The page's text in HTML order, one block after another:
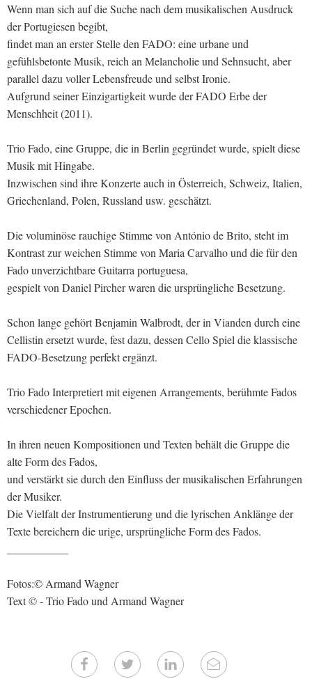
Wenn man sich auf die Suche nach dem musikalischen Ausdruck
der Portugiesen begibt,
findet man an erster Stelle den FADO: eine urbane und
gefühlsbetonte Musik, reich an Melancholie und Sehnsucht, aber
parallel dazu voller Lebensfreude und selbst Ironie.
Aufgrund seiner Einzigartigkeit wurde der FADO Erbe der
Menschheit (2011).
Trio Fado, eine Gruppe, die in Berlin gegründet wurde, spielt diese
Musik mit Hingabe.
Inzwischen sind ihre Konzerte auch in Österreich, Schweiz, Italien,
Griechenland, Polen, Russland usw. geschätzt.
Die voluminöse rauchige Stimme von António de Brito, steht im
Kontrast zur weichen Stimme von Maria Carvalho und die für den
Fado unverzichtbare Guitarra portuguesa,
gespielt von Daniel Pircher waren die ursprüngliche Besetzung.
Schon lange gehört Benjamin Walbrodt, der in Vianden durch eine
Cellistin ersetzt wurde, fest dazu, dessen Cello Spiel die klassische
FADO-Besetzung perfekt ergänzt.
Trio Fado Interpretiert mit eigenen Arrangements, berühmte Fados
verschiedener Epochen.
In ihren neuen Kompositionen und Texten behält die Gruppe die
alte Form des Fados,
und verstärkt sie durch den Einfluss der musikalischen Erfahrungen
der Musiker.
Die Vielfalt der Instrumentierung und die lyrischen Anklänge der
Texte bereichern die urige, ursprüngliche Form des Fados.
Fotos:© Armand Wagner
Text © - Trio Fado und Armand Wagner